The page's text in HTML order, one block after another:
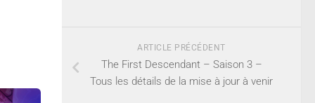
ARTICLE PRÉCÉDENT
The First Descendant – Saison 3 –
Tous les détails de la mise à jour à venir